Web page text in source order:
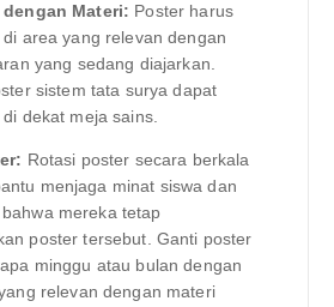
Materi: Poster harus
area yang relevan dengan
yang sedang diajarkan.
sistem tata surya dapat
dekat meja sains.
Rotasi poster secara berkala
menjaga minat siswa dan
mereka tetap
poster tersebut. Ganti poster
minggu atau bulan dengan
relevan dengan materi